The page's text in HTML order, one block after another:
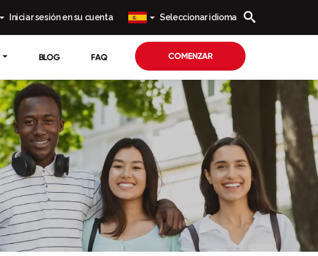
Iniciar sesión en su cuenta Seleccionar idioma
BLOG FAQ COMENZAR